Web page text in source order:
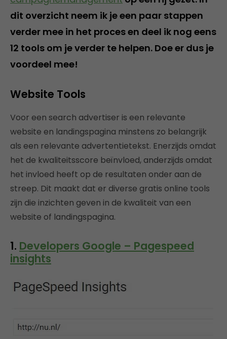
dit overzicht neem ik je een paar stappen
verder mee in het proces en deel ik nog eens
12 tools om je verder te helpen. Doe er dus je
voordeel mee!
Website Tools
Voor een search advertiser is een relevante
website en landingspagina minstens zo belangrijk
als een relevante advertentietekst. Enerzijds omdat
het de kwaliteitsscore beïnvloed, anderzijds omdat
het invloed heeft op de resultaten onder aan de
streep. Dit maakt dat er diverse gratis online tools
zijn die inzichten geven in de kwaliteit van een
website of landingspagina.
1. Developers Google – Pagespeed
insights